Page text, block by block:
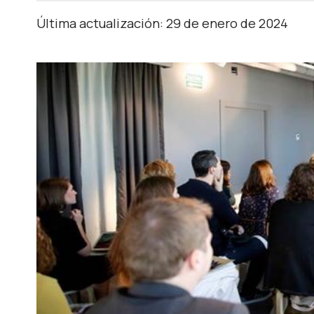
Última actualización: 29 de enero de 2024